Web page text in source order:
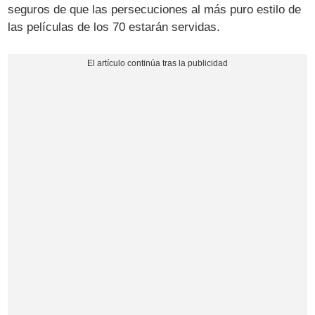
seguros de que las persecuciones al más puro estilo de
las películas de los 70 estarán servidas.